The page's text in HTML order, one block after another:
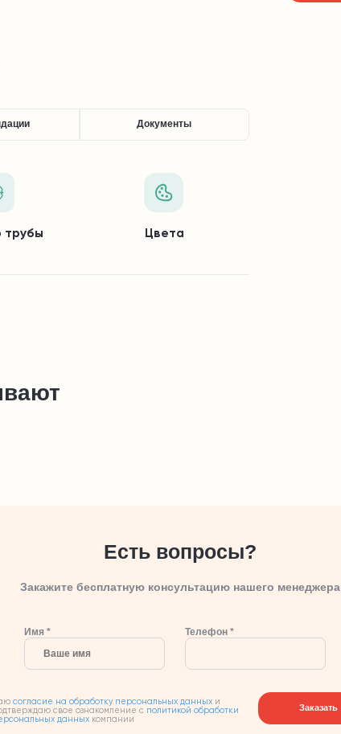
Документы
трубы Цвета
Есть вопросы?
Закажите бесплатную консультацию нашего менеджера
Имя * Телефон *
согласие на обработку персональных данных и
свое ознакомление с политикой обработки
данных компании
Заказать